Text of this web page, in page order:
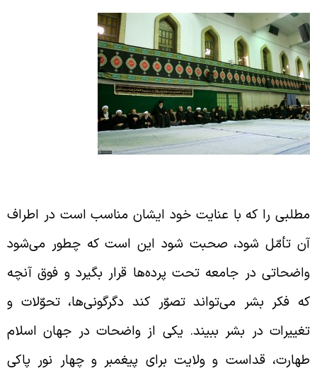
را که با عنایت خود ایشان مناسب است در اطراف
تأمّل شود، صحبت شود این است که چطور می‌شود
در جامعه تحت پرده‌ها قرار بگیرد و فوق آنچه
فکر بشر می‌تواند تصوّر کند دگرگونی‌ها، تحوّلات و
در بشر ببیند. یکی از واضحات در جهان اسلام
قداست و ولایت برای پیغمبر و چهار نور پاکی